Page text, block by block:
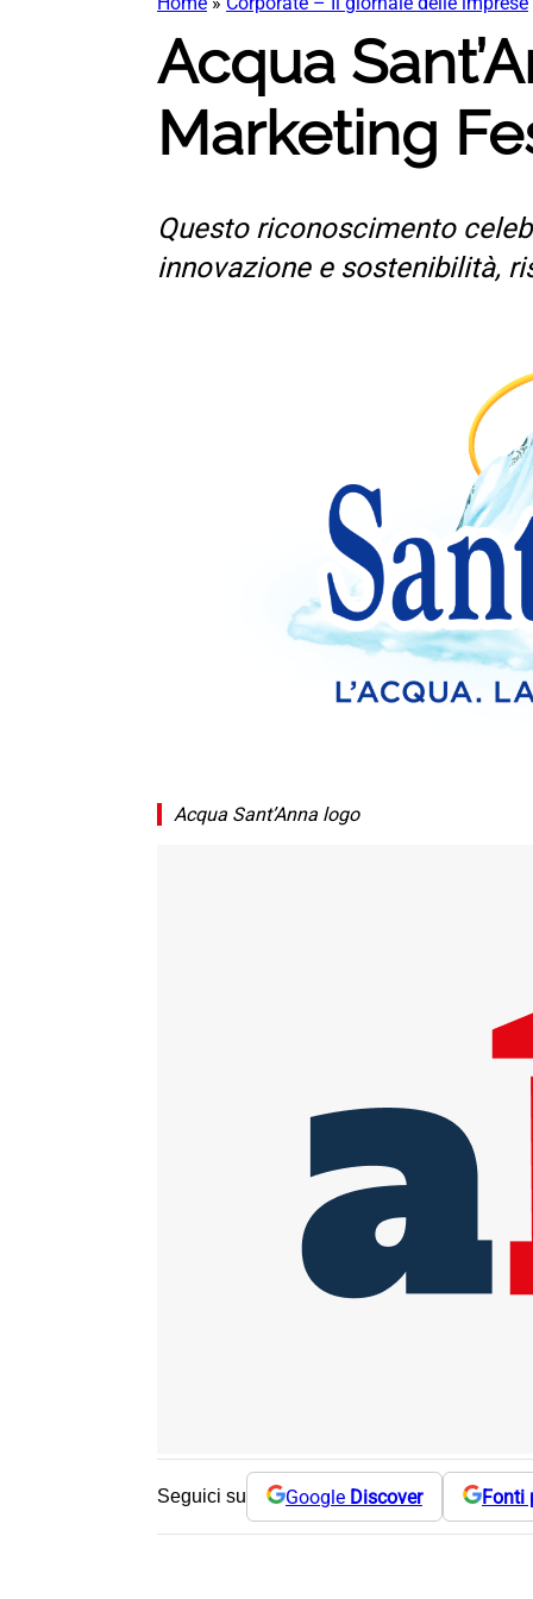
Acqua
Marketing
Questo riconoscimento
innovazione e sostenibilità,
Acqua Sant’Anna logo
Seguici su Google Discover Fonti